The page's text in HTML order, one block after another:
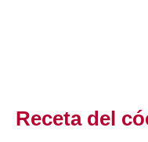
Receta del